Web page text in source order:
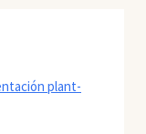
plant-